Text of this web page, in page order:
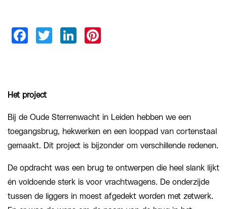
Het project
Bij de Oude Sterrenwacht in Leiden hebben we een
toegangsbrug, hekwerken en een looppad van cortenstaal
gemaakt. Dit project is bijzonder om verschillende redenen.
De opdracht was een brug te ontwerpen die heel slank lijkt
én voldoende sterk is voor vrachtwagens. De onderzijde
tussen de liggers in moest afgedekt worden met zetwerk.